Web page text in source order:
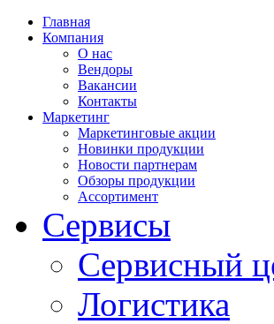
Главная
Компания
О нас
Вендоры
Вакансии
Контакты
Маркетинг
Маркетинговые акции
Новинки продукции
Новости партнерам
Обзоры продукции
Ассортимент
Сервисы
Сервисный
Логистика